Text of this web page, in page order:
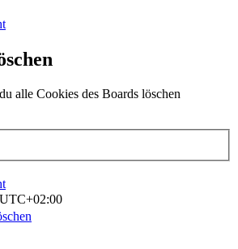
alle Cookies des Boards löschen
UTC+02:00